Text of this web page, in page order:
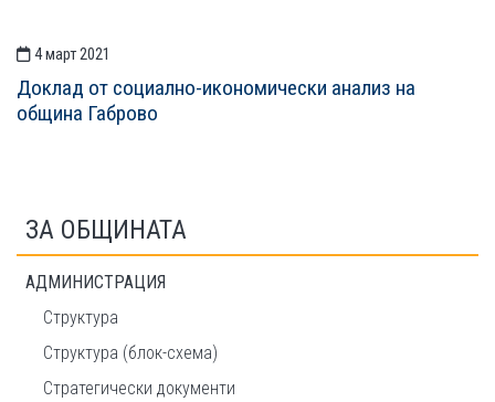
4 март 2021
Доклад от социално-икономически анализ на
община Габрово
ЗА ОБЩИНАТА
АДМИНИСТРАЦИЯ
Структура
Структура (блок-схема)
Стратегически документи